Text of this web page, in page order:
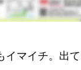
マイチ。出